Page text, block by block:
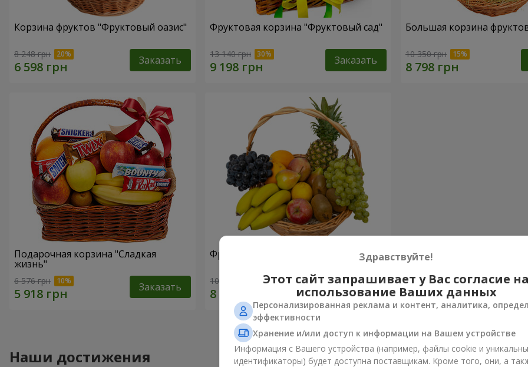
Корзина фруктов "Фруктовый оазис"
8 248 грн Заказать
Фруктовая корзина "Фруктовый сад"
13 140 грн Заказать
Большая корзина
10 350 грн
Подарочная корзина "Сладкая
жизнь"
6 576 грн Заказать
Фруктовая корзина "Тропики"
10 398 грн Заказать
Наши достижения
Здравствуйте!
Этот сайт запрашивает у Вас согласие на
использование Ваших данных
Персонализированная реклама и контент, аналитика,
эффективности
Хранение и/или доступ к информации на Вашем устройстве
Информация с Вашего устройства (например, файлы cookie и
идентификаторы) будет доступна поставщикам. Кроме того, они, а